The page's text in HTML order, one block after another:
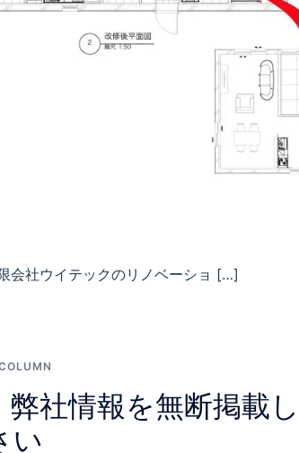
会社ウイテックのリノベーショ […]
弊社情報を無断掲載
い